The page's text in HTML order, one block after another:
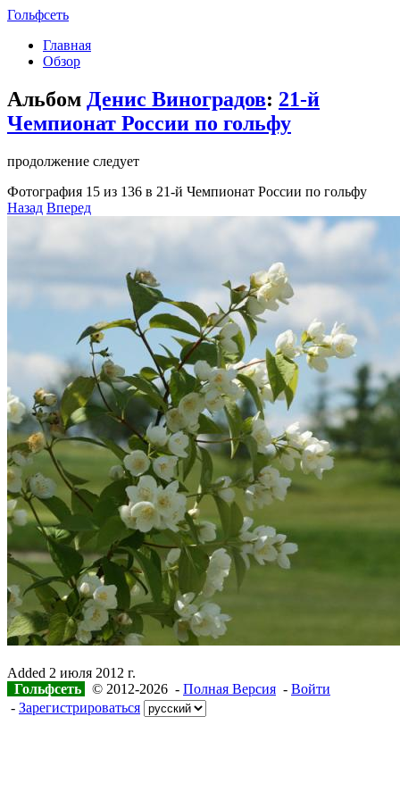
Гольфсеть
Главная
Обзор
Альбом Денис Виноградов: 21-й
Чемпионат России по гольфу
продолжение следует
Фотография 15 из 136 в 21-й Чемпионат России по гольфу
Назад Вперед
Added 2 июля 2012 г.
Гольфсеть
© 2012-2026 - Полная Версия - Войти
- Зарегистрироваться